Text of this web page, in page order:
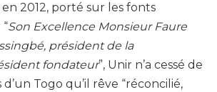
2012, porté sur les fonts
Son Excellence Monsieur Faure
président de la
fondateur”, Unir n’a cessé de
Togo qu’il rêve “réconcilié,